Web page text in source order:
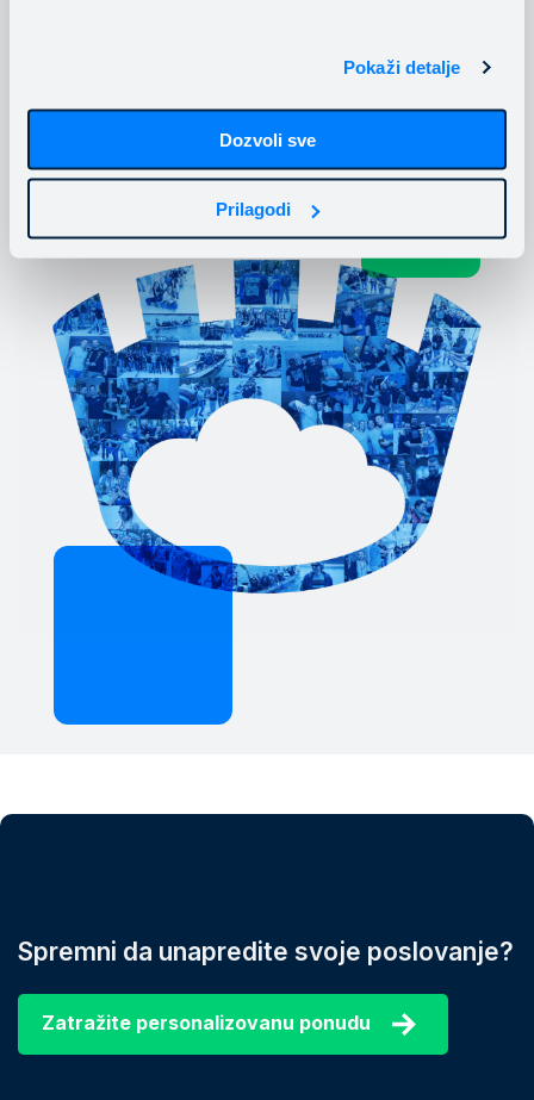
Pokaži detalje
Dozvoli sve
Prilagodi
Skalabilna rešenja koja prate rast vašeg
poslovanja
Spremni da unapredite svoje poslovanje?
Zatražite personalizovanu ponudu